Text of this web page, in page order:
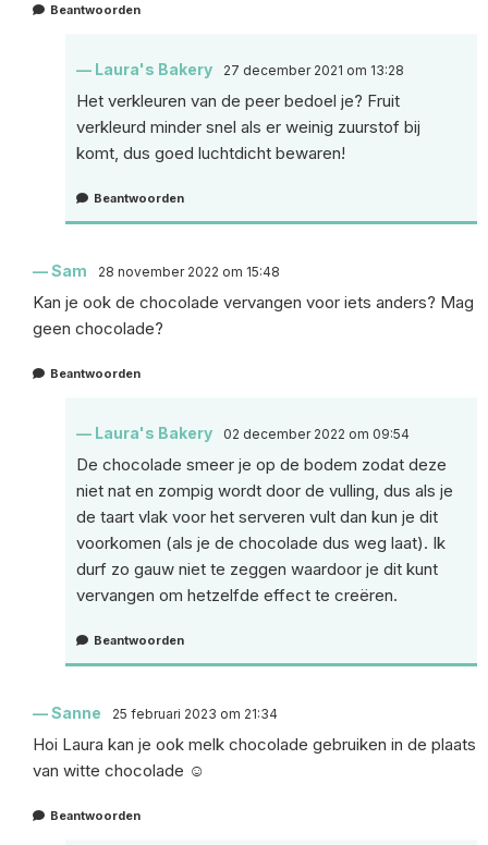
Beantwoorden
Laura's Bakery 27 december 2021 om 13:28
Het verkleuren van de peer bedoel je? Fruit
verkleurd minder snel als er weinig zuurstof bij
komt, dus goed luchtdicht bewaren!
Beantwoorden
Sam 28 november 2022 om 15:48
Kan je ook de chocolade vervangen voor iets anders? Mag
geen chocolade?
Beantwoorden
Laura's Bakery 02 december 2022 om 09:54
De chocolade smeer je op de bodem zodat deze
niet nat en zompig wordt door de vulling, dus als je
de taart vlak voor het serveren vult dan kun je dit
voorkomen (als je de chocolade dus weg laat). Ik
durf zo gauw niet te zeggen waardoor je dit kunt
vervangen om hetzelfde effect te creëren.
Beantwoorden
Sanne 25 februari 2023 om 21:34
Hoi Laura kan je ook melk chocolade gebruiken in de plaats
van witte chocolade ☺️
Beantwoorden